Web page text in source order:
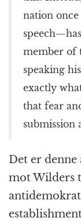
nation
member of
speaking
exactly
that fear
submission
Det er
mot Wilders